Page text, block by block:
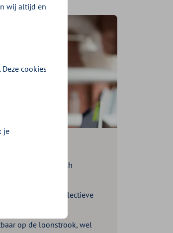
wordt automatisch
profiteren van collectieve
op de loonstrook, wel
wij altijd en
cookies
je